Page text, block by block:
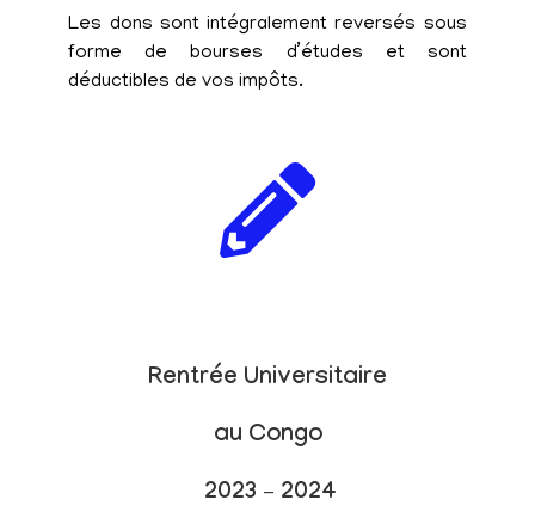
Les dons sont intégralement reversés sous
forme de bourses d’études et sont
déductibles de vos impôts.
Rentrée Universitaire
au Congo
2023 – 2024